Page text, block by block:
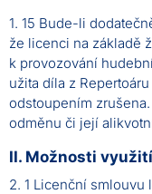
1. 15 Bude-li
že licenci na základě
k provozování
užita díla z
odstoupením
odměnu či její
II. Možnosti
2. 1 Licenční